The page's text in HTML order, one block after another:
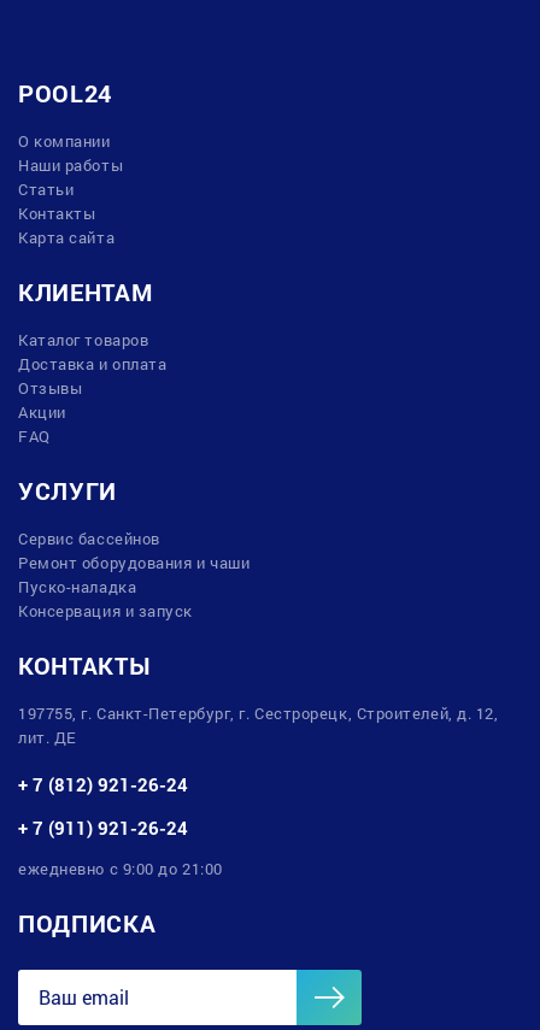
POOL24
О компании
Наши работы
Статьи
Контакты
Карта сайта
КЛИЕНТАМ
Каталог товаров
Доставка и оплата
Отзывы
Акции
FAQ
УСЛУГИ
Сервис бассейнов
Ремонт оборудования и чаши
Пуско-наладка
Консервация и запуск
КОНТАКТЫ
197755, г. Санкт-Петербург, г. Сестрорецк, Строителей, д. 12,
лит. ДЕ
+ 7 (812) 921-26-24
+ 7 (911) 921-26-24
ежедневно с 9:00 до 21:00
ПОДПИСКА